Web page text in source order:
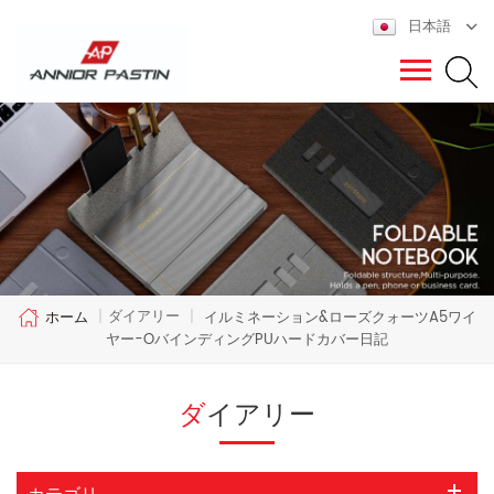
日本語
ホーム | ダイアリー | イルミネーション&ローズクォーツA5ワイ
ヤー-OバインディングPUハードカバー日記
ダイアリー